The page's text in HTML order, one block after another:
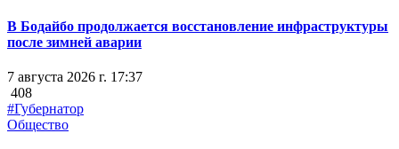
В Бодайбо продолжается восстановление инфраструктуры
после зимней аварии
7 августа 2026 г. 17:37
408
#Губернатор
Общество